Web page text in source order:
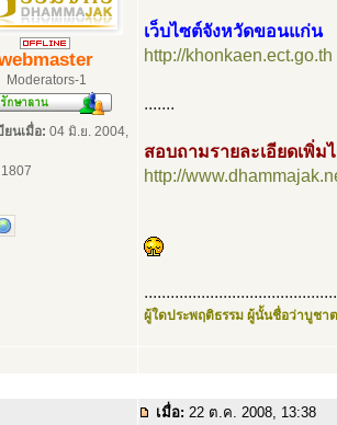
Moderators-1
ยนเมื่อ: 04 มิ.ย. 2004,
1807
เว็บไซต์จังหวัดขอนแก่น
http://khonkaen.ect.go.th
.......
สอบถามรายละเอียดเพิ่
http://
ผู้ใดประพฤติธรรม ผู้นั้นชื่อว่าบูชา
เมื่อ: 22 ต.ค. 2008, 13:38